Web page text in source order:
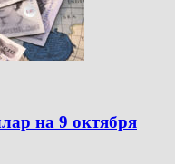
на 9 октября